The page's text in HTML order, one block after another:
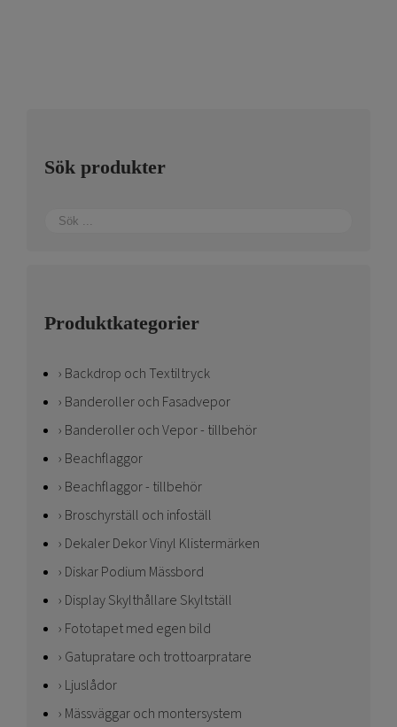
Sök produkter
Produktkategorier
Backdrop och Textiltryck
Banderoller och Fasadvepor
Banderoller och Vepor - tillbehör
Beachflaggor
Beachflaggor - tillbehör
Broschyrställ och infoställ
Dekaler Dekor Vinyl Klistermärken
Diskar Podium Mässbord
Display Skylthållare Skyltställ
Fototapet med egen bild
Gatupratare och trottoarpratare
Ljuslådor
Mässväggar och montersystem